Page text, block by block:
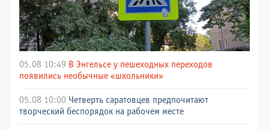
05.08 10:49 В Энгельсе у пешеходных переходов
появились необычные «школьники»
05.08 10:00 Четверть саратовцев предпочитают
творческий беспорядок на рабочем месте